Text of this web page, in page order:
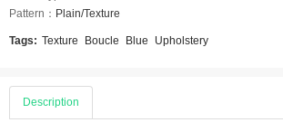
Pattern： Plain/Texture
Tags: Texture Boucle Blue Upholstery
Description